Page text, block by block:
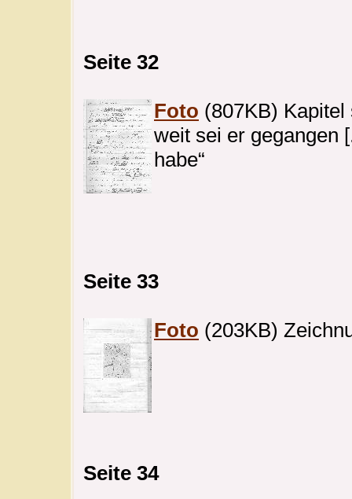
Seite 32
Foto (807KB) Kapitel
weit sei er gegangen
habe“
Seite 33
Foto (203KB)
Seite 34